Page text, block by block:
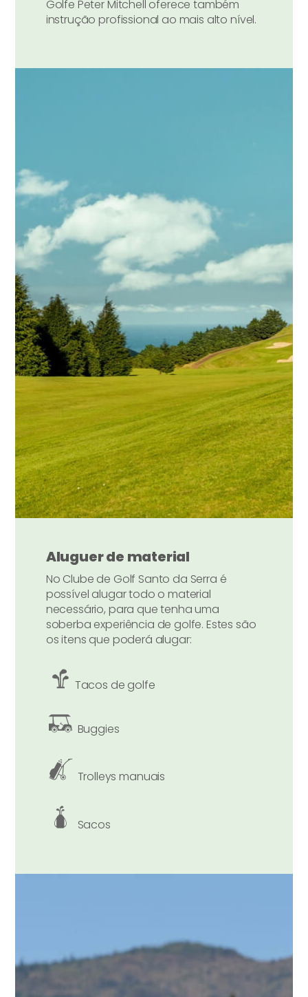
Golfe Peter Mitchell oferece também
instrução profissional ao mais alto nível.
Aluguer de material
No Clube de Golf Santo da Serra é
possível alugar todo o material
necessário, para que tenha uma
soberba experiência de golfe. Estes são
os itens que poderá alugar:
Tacos de golfe
Buggies
Trolleys manuais
Sacos